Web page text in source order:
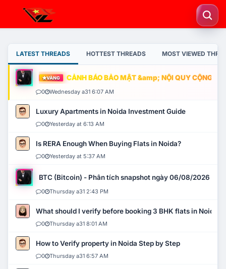
LATEST THREADS HOTTEST THREADS MOST VIEWED
VÀNG CẢNH BÁO BẢO MẬT &amp; NỘI QUY CỘNG
0 Wednesday a31 6:07 AM
Luxury Apartments in Noida Investment Guide
0 Yesterday at 6:13 AM
Is RERA Enough When Buying Flats in Noida?
0 Yesterday at 5:37 AM
BTC (Bitcoin) - Phân tích snapshot ngày 06/08/2026
0 Thursday a31 2:43 PM
What should I verify before booking 3 BHK flats in Noida?
0 Thursday a31 8:01 AM
How to Verify property in Noida Step by Step
0 Thursday a31 6:57 AM